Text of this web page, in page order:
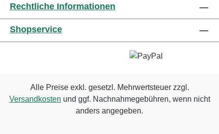
Rechtliche Informationen
Shopservice
Alle Preise exkl. gesetzl. Mehrwertsteuer zzgl.
Versandkosten und ggf. Nachnahmegebühren, wenn nicht
anders angegeben.